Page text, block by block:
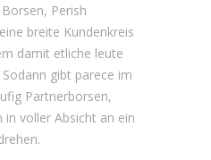
Perish
breite Kundenkreis
damit etliche leute
gibt parece im
Partnerborsen,
voller Absicht an ein